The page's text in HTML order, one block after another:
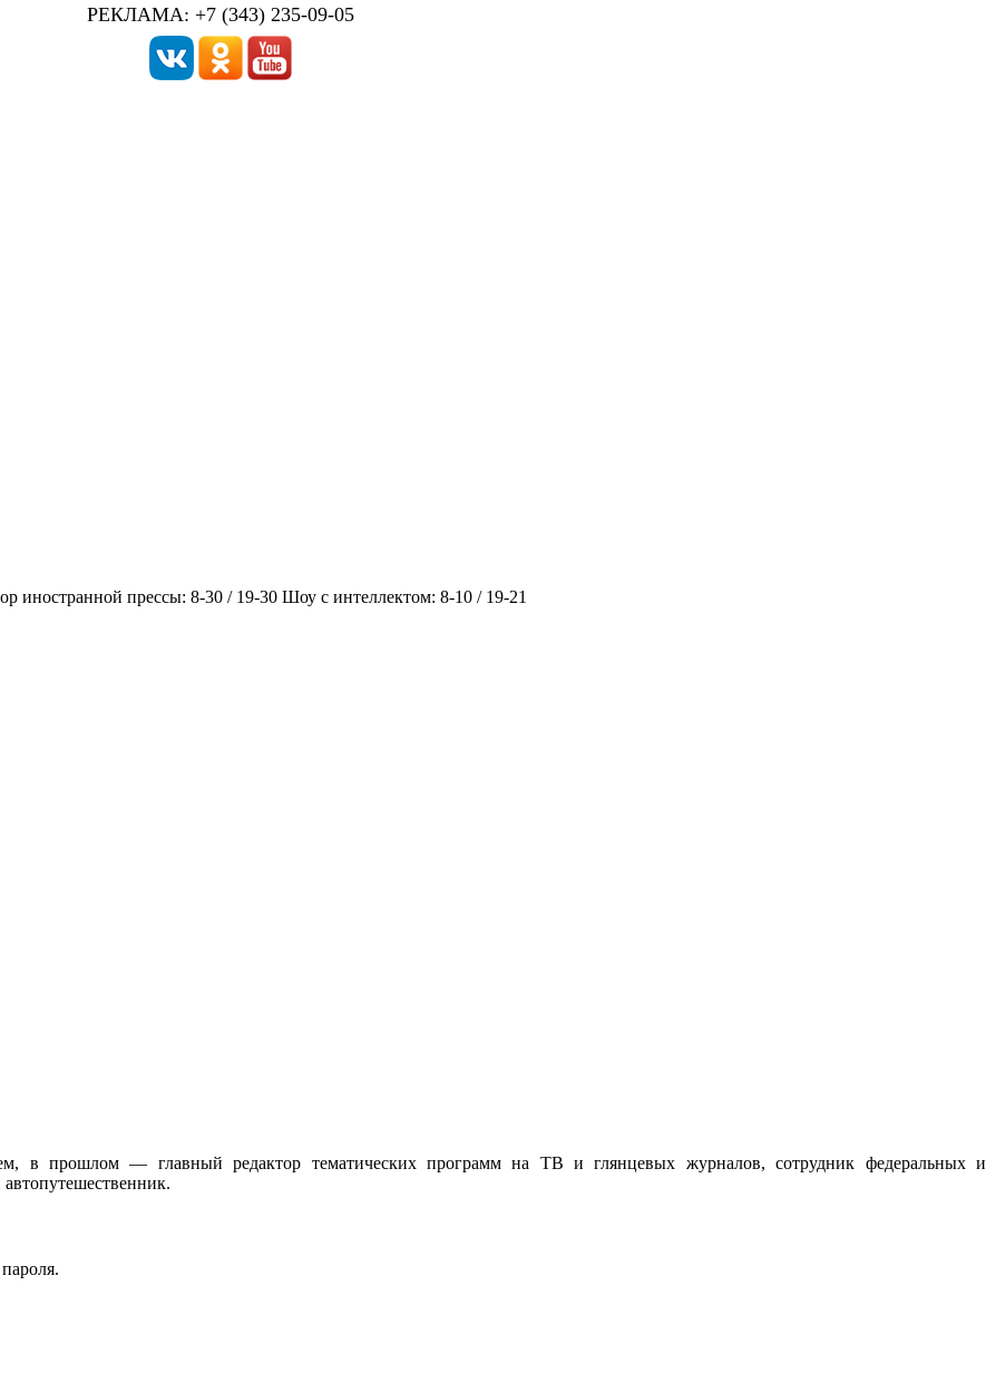
РЕКЛАМА: +7 (343) 235-09-05
иностранной прессы: 8-30 / 19-30 Шоу с интеллектом: 8-10 / 19-21
в прошлом — главный редактор тематических программ на ТВ и глянцевых журналов, сотрудник федеральных и